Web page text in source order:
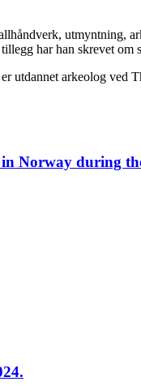
utmyntning,
har han skrevet
arkeolog ved
Norway during